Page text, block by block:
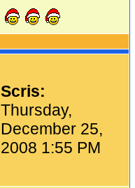
Scris:
Thursday,
December 25,
2008 1:55 PM